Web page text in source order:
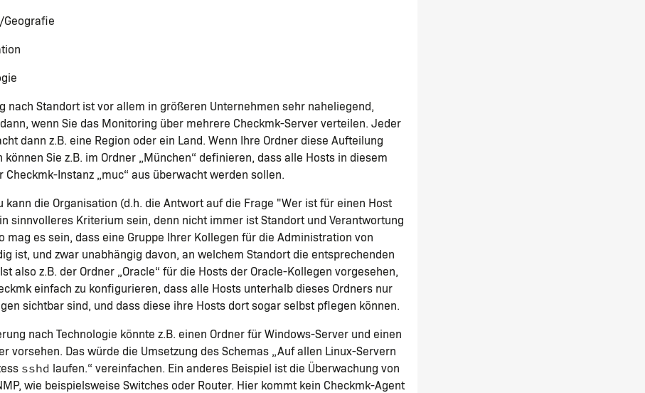
nach Standort ist vor allem in größeren Unternehmen sehr naheliegend,
wenn Sie das Monitoring über mehrere Checkmk-Server verteilen. Jeder
dann z.B. eine Region oder ein Land. Wenn Ihre Ordner diese Aufteilung
können Sie z.B. im Ordner „München“ definieren, dass alle Hosts in diesem
Checkmk-Instanz „muc“ aus überwacht werden sollen.
kann die Organisation (d.h. die Antwort auf die Frage "Wer ist für einen Host
sinnvolleres Kriterium sein, denn nicht immer ist Standort und Verantwortung
mag es sein, dass eine Gruppe Ihrer Kollegen für die Administration von
ist, und zwar unabhängig davon, an welchem Standort die entsprechenden
also z.B. der Ordner „Oracle“ für die Hosts der Oracle-Kollegen vorgesehen,
einfach zu konfigurieren, dass alle Hosts unterhalb dieses Ordners nur
sichtbar sind, und dass diese ihre Hosts dort sogar selbst pflegen können.
nach Technologie könnte z.B. einen Ordner für Windows-Server und einen
vorsehen. Das würde die Umsetzung des Schemas „Auf allen Linux-Servern
sshd laufen.“ vereinfachen. Ein anderes Beispiel ist die Überwachung von
wie beispielsweise Switches oder Router. Hier kommt kein Checkmk-Agent